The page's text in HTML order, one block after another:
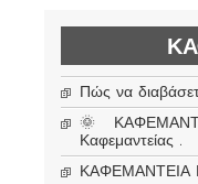
Πώς να
🌞
Καφεμαντείας .
ΚΑΦΕΜΑΝΤΕΙΑ